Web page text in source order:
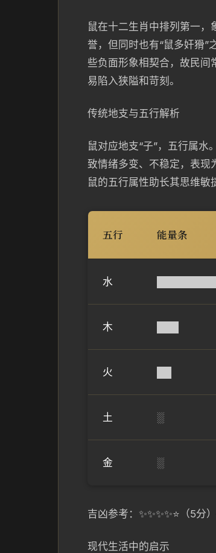
鼠在十二生肖中排列第一
誉，但同时也有“鼠多奸猾”
些负面形象相契合，故民间
易陷入狭隘和苛刻。
传统地支与五行解析
鼠对应地支“子”，五行属
致情绪多变、不稳定，表现
鼠的五行属性助长其思维敏
五行 能量条
水
木
火
土 ░
金 ░
吉凶参考：✨✨✨✨⭐（5
现代生活中的启示